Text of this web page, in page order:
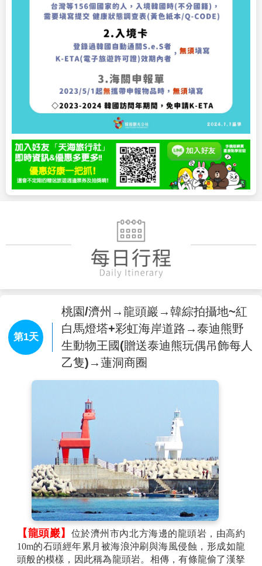
第1天
桃園/濟州→龍頭巖→韓綜拍攝地~紅
白馬燈塔+彩虹海岸道路→泰迪熊野
生動物王國(贈送泰迪熊玩偶吊飾每人
乙隻)→蓮洞商圈
【龍頭巖】
位於濟州市內北方海邊的龍頭岩，由高約
10m的石頭經年累月被海浪沖刷與海風侵蝕，形成如龍
頭般的模樣，因此稱為龍頭岩。相傳，有條龍偷了漢拏